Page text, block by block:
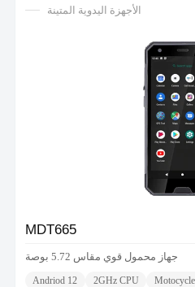
الأجهزة اليدوية المتينة
MDT665
جهاز محمول قوي مقاس 5.72 بوصة
Andriod 12 2GHz CPU